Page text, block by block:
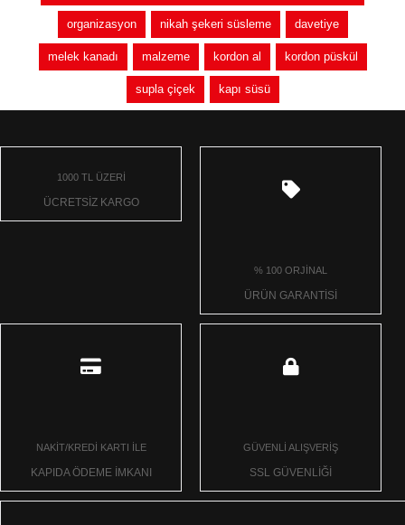
organizasyon nikah şekeri süsleme davetiye
melek kanadı malzeme kordon al kordon püskül
supla çiçek kapı süsü
1000 TL ÜZERİ
ÜCRETSİZ KARGO
% 100 ORJİNAL
ÜRÜN GARANTİSİ
NAKİT/KREDİ KARTI İLE
KAPIDA ÖDEME İMKANI
GÜVENLİ ALIŞVERİŞ
SSL GÜVENLİĞİ